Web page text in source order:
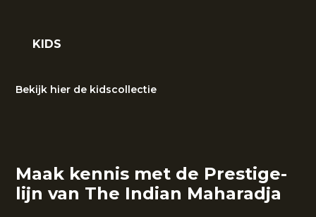
KIDS
Bekijk hier de kidscollectie
Maak kennis met de Prestige-
lijn van The Indian Maharadja